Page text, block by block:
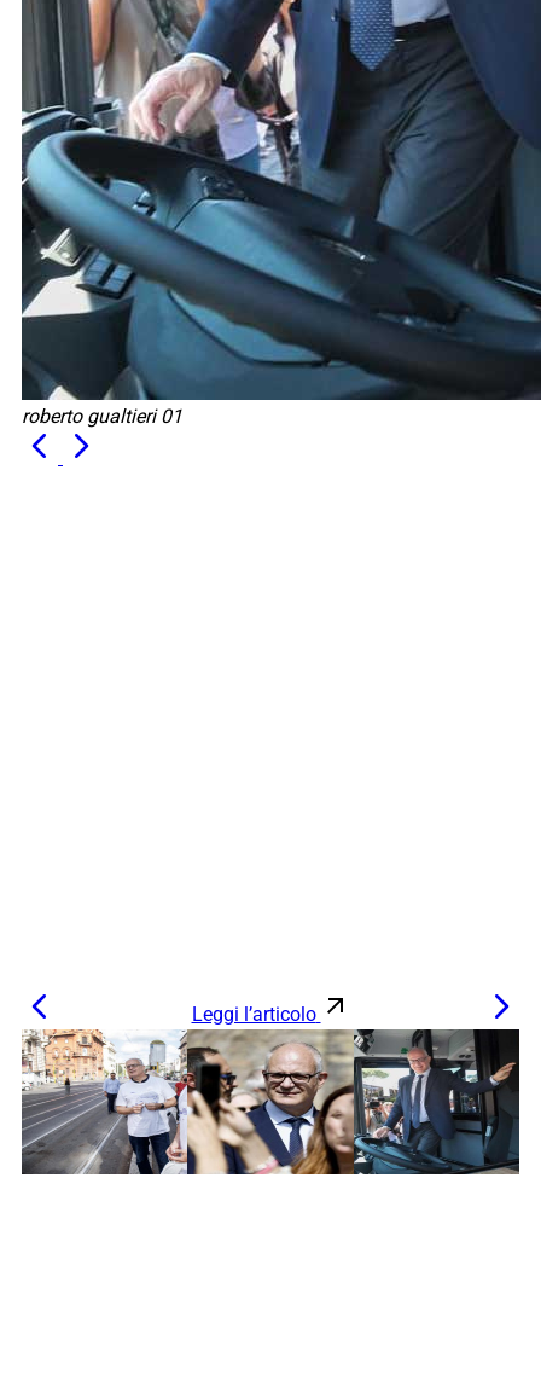
roberto gualtieri 01
Leggi l’articolo